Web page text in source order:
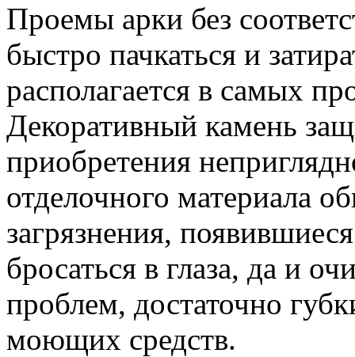
Проемы арки без
быстро пачкаться и
располагается в самых
Декоративный камень
приобретения
отделочного материала
загрязнения,
бросаться в глаза, да и
проблем, достаточно
моющих средств.